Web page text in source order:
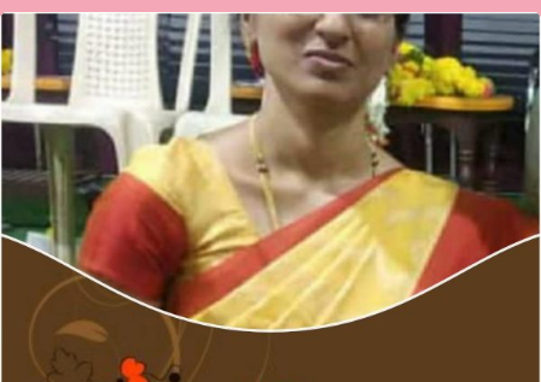
ವಾಣಿ
ಯಡಹಳ್ಳಿಮಠ
ಅವರ
ಗಜಲ್